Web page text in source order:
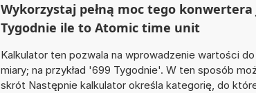
Wykorzystaj pełną moc tego
Tygodnie ile to Atomic time unit
Kalkulator ten pozwala na wprowadzenie wartości
miary; na przykład '699 Tygodnie'. W ten sposób
skrót Następnie kalkulator określa kategorię, do